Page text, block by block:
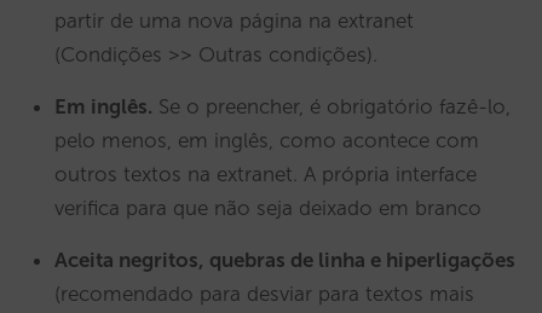
partir de uma nova página na extranet
(Condições >> Outras condições).
Em inglês. Se o preencher, é obrigatório fazê-lo,
pelo menos, em inglês, como acontece com
outros textos na extranet. A própria interface
verifica para que não seja deixado em branco
Aceita negritos, quebras de linha e hiperligações
(recomendado para desviar para textos mais